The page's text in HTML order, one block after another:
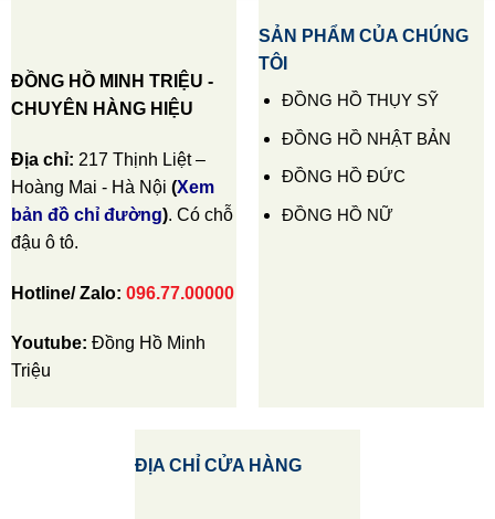
ĐỒNG HỒ MINH TRIỆU -
CHUYÊN HÀNG HIỆU
Địa chỉ: 217 Thịnh Liệt –
Hoàng Mai - Hà Nội (Xem
bản đồ chỉ đường). Có chỗ
đậu ô tô.
Hotline/ Zalo: 096.77.00000
Youtube: Đồng Hồ Minh
Triệu
SẢN PHẨM CỦA CHÚNG
TÔI
ĐỒNG HỒ THỤY SỸ
ĐỒNG HỒ NHẬT BẢN
ĐỒNG HỒ ĐỨC
ĐỒNG HỒ NỮ
ĐỊA CHỈ CỬA HÀNG